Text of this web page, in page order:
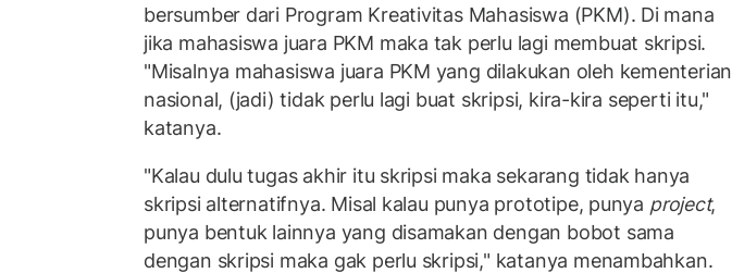
bersumber dari Program Kreativitas Mahasiswa (PKM). Di mana
jika mahasiswa juara PKM maka tak perlu lagi membuat skripsi.
"Misalnya mahasiswa juara PKM yang dilakukan oleh kementerian
nasional, (jadi) tidak perlu lagi buat skripsi, kira-kira seperti itu,"
katanya.
"Kalau dulu tugas akhir itu skripsi maka sekarang tidak hanya
skripsi alternatifnya. Misal kalau punya prototipe, punya project,
punya bentuk lainnya yang disamakan dengan bobot sama
dengan skripsi maka gak perlu skripsi," katanya menambahkan.